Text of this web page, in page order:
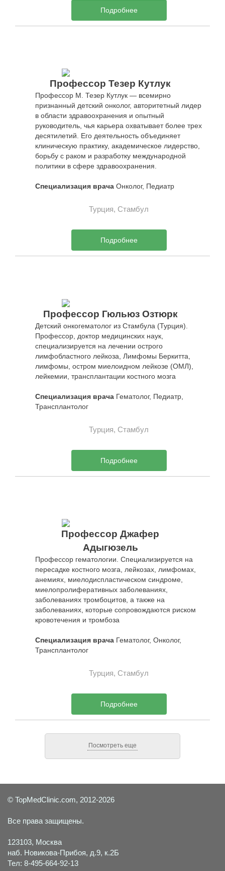
Подробнее
Профессор Тезер Кутлук
Профессор М. Тезер Кутлук — всемирно
признанный детский онколог, авторитетный лидер
в области здравоохранения и опытный
руководитель, чья карьера охватывает более трех
десятилетий. Его деятельность объединяет
клиническую практику, академическое лидерство,
борьбу с раком и разработку международной
политики в сфере здравоохранения.
Специализация врача Онколог, Педиатр
Турция, Стамбул
Подробнее
Профессор Гюльюз Озтюрк
Детский онкогематолог из Стамбула (Турция).
Профессор, доктор медицинских наук,
специализируется на лечении острого
лимфобластного лейкоза, Лимфомы Беркитта,
лимфомы, остром миелоидном лейкозе (ОМЛ),
лейкемии, трансплантации костного мозга
Специализация врача Гематолог, Педиатр,
Трансплантолог
Турция, Стамбул
Подробнее
Профессор Джафер
Адыгюзель
Профессор гематологии. Специализируется на
пересадке костного мозга, лейкозах, лимфомах,
анемиях, миелодиспластическом синдроме,
миелопролиферативных заболеваниях,
заболеваниях тромбоцитов, а также на
заболеваниях, которые сопровождаются риском
кровотечения и тромбоза
Специализация врача Гематолог, Онколог,
Трансплантолог
Турция, Стамбул
Подробнее
Посмотреть еще
© TopMedClinic.com, 2012-2026
Все права защищены.
123103, Москва
наб. Новикова-Прибоя, д.9, к.2Б
Тел: 8-495-664-92-13